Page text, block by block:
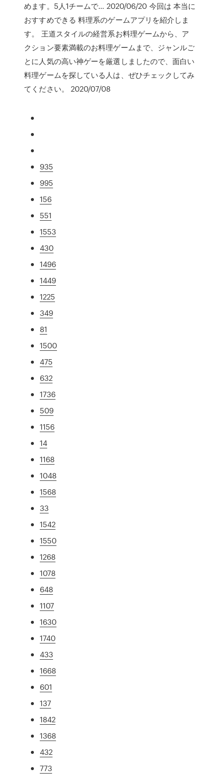
めます。5人1チームで… 2020/06/20 今回は 本当に
おすすめできる 料理系のゲームアプリを紹介しま
す。 王道スタイルの経営系お料理ゲームから、ア
クション要素満載のお料理ゲームまで、ジャンルご
とに人気の高い神ゲーを厳選しましたので、面白い
料理ゲームを探している人は、ぜひチェックしてみ
てください。 2020/07/08
935
995
156
551
1553
430
1496
1449
1225
349
81
1500
475
632
1736
509
1156
14
1168
1048
1568
33
1542
1550
1268
1078
648
1107
1630
1740
433
1668
601
137
1842
1368
432
773